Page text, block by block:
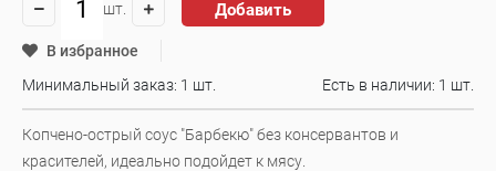
шт. Добавить
В избранное
Минимальный заказ: 1 шт.
Есть в наличии: 1 шт.
Копчено-острый соус "Барбекю" без консервантов и
красителей, идеально подойдет к мясу.